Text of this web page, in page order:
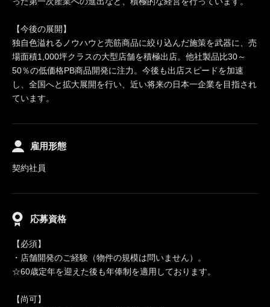
【今後の展開】
独自色溢れるノウハウと売筋商品に絞り込んだ施策を武器に、売
場面積1,000坪クラスの大型店舗を積極出店。他社製品比30～
50％の低価格PB商品開発に注力。今後も出店スピードを加速
し、全国へと拡大展開を行い、近い将来の日本一企業を目指され
ています。
雇用形態
契約社員
応募資格
【必須】
・店舗開発のご経験（物件の規模は問いません）。
☆60歳定年を迎えた後も年俸制を適用しております。
【尚可】